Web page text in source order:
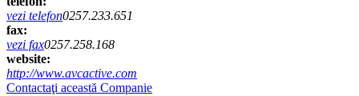
vezi telefon0257.233.651
fax:
vezi fax0257.258.168
website:
http://www.avcactive.com
Contactaţi această Companie